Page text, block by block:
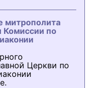
митрополита
Комиссии по
Церкви по